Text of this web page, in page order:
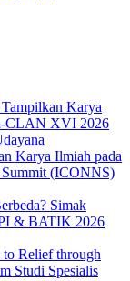
Karya
CLAN XVI 2026
Karya Ilmiah pada
(ICONNS)
Simak
& BATIK 2026
Relief through
Studi Spesialis